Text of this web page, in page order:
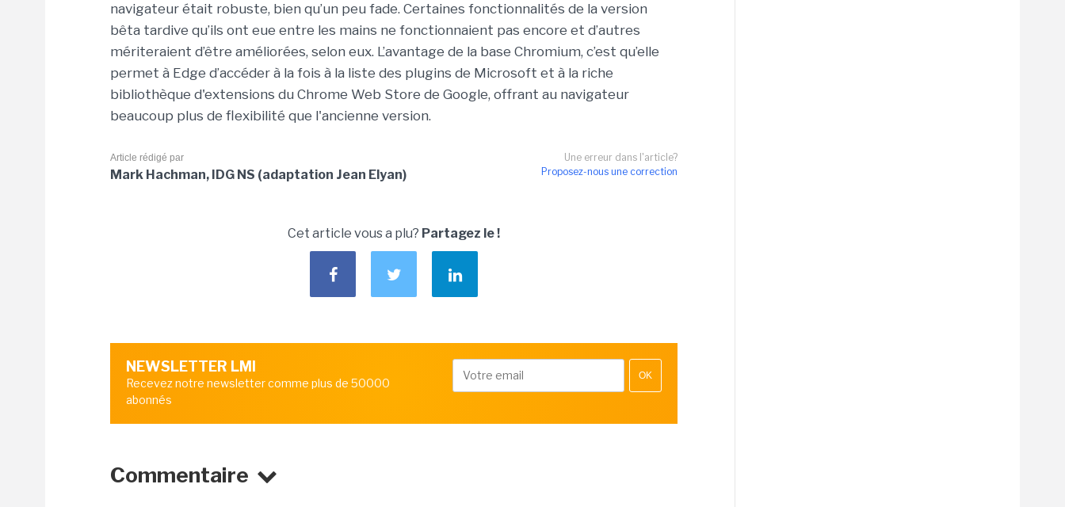
navigateur était robuste, bien qu’un peu fade. Certaines fonctionnalités de la version
bêta tardive qu’ils ont eue entre les mains ne fonctionnaient pas encore et d’autres
mériteraient d’être améliorées, selon eux. L’avantage de la base Chromium, c’est qu’elle
permet à Edge d’accéder à la fois à la liste des plugins de Microsoft et à la riche
bibliothèque d'extensions du Chrome Web Store de Google, offrant au navigateur
beaucoup plus de flexibilité que l'ancienne version.
Une erreur dans l'article?
Proposez-nous une correction
Article rédigé par
Mark Hachman, IDG NS (adaptation Jean Elyan)
Cet article vous a plu? Partagez le !
NEWSLETTER LMI
Recevez notre newsletter comme plus de 50000
abonnés
OK
Commentaire